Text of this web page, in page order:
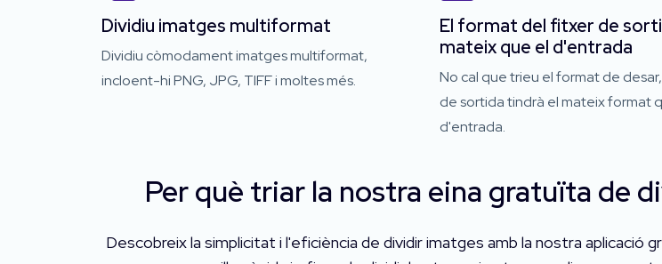
Dividiu imatges multiformat
Dividiu còmodament imatges multiformat,
incloent-hi PNG, JPG, TIFF i moltes més.
El format del fitxer de
mateix que el d'entrada
No cal que trieu el format de
de sortida tindrà el mateix format
d'entrada.
Per què triar la nostra eina gratuïta de
Descobreix la simplicitat i l'eficiència de dividir imatges amb la nostra aplicació